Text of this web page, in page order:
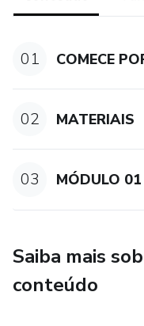
DTC – Janela
Método Duplex –
Método Duplex –
MÓDULO 2 –
01 COMECE
02 MATERIAIS
03 MÓDULO 01
Saiba mais
conteúdo